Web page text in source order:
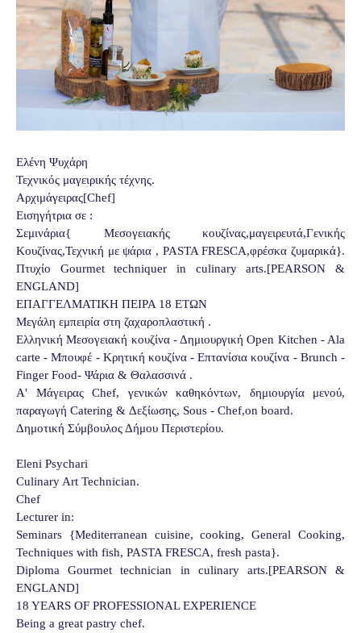
Ελένη Ψυχάρη
Τεχνικός μαγειρικής τέχνης.
Αρχιμάγειρας[Chef]
Εισηγήτρια σε :
Σεμινάρια{ Μεσογειακής κουζίνας,μαγειρευτά,Γενικής
Κουζίνας,Τεχνική με ψάρια , PASTA FRESCA,φρέσκα ζυμαρικά}.
Πτυχίο Gourmet techniquer in culinary arts.[PEARSON &
ENGLAND]
ΕΠΑΓΓΕΛΜΑΤΙΚΗ ΠΕΙΡΑ 18 ΕΤΩΝ
Μεγάλη εμπειρία στη ζαχαροπλαστική .
Ελληνική Μεσογειακή κουζίνα - Δημιουργική Open Kitchen - Ala
carte - Mπουφέ - Κρητική κουζίνα - Επτανίσια κουζίνα - Brunch -
Finger Food- Ψάρια & Θαλασσινά .
Α' Μάγειρας Chef, γενικών καθηκόντων, δημιουργία μενού,
παραγωγή Catering & Δεξίωσης, Sous - Chef,on board.
Δημοτική Σύμβουλος Δήμου Περιστερίου.
Eleni Psychari
Culinary Art Technician.
Chef
Lecturer in:
Seminars {Mediterranean cuisine, cooking, General Cooking,
Techniques with fish, PASTA FRESCA, fresh pasta}.
Diploma Gourmet technician in culinary arts.[PEARSON &
ENGLAND]
18 YEARS OF PROFESSIONAL EXPERIENCE
Being a great pastry chef.